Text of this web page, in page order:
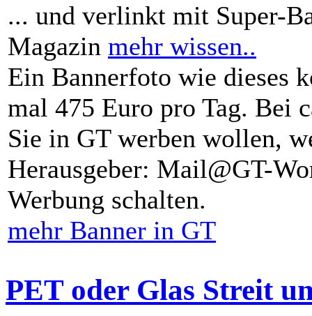
... und verlinkt mit Super-
Magazin mehr wissen..
Ein Bannerfoto wie dieses
mal 475 Euro pro Tag. Bei
Sie in GT werben wollen,
Herausgeber: Mail@GT-
Werbung schalten.
mehr Banner in GT
PET oder Glas Streit